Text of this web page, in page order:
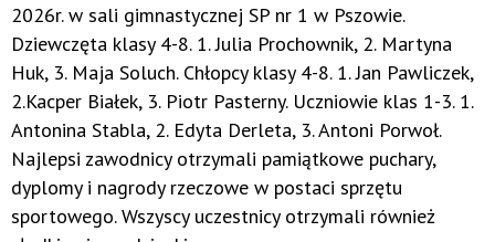
2026r. w sali gimnastycznej SP nr 1 w Pszowie.
Dziewczęta klasy 4-8. 1. Julia Prochownik, 2. Martyna
Huk, 3. Maja Soluch. Chłopcy klasy 4-8. 1. Jan Pawliczek,
2.Kacper Białek, 3. Piotr Pasterny. Uczniowie klas 1-3. 1.
Antonina Stabla, 2. Edyta Derleta, 3. Antoni Porwoł.
Najlepsi zawodnicy otrzymali pamiątkowe puchary,
dyplomy i nagrody rzeczowe w postaci sprzętu
sportowego. Wszyscy uczestnicy otrzymali również